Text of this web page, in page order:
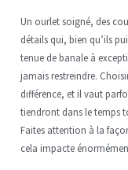
Un ourlet soigné, des
détails qui, bien qu’ils
tenue de banale à
jamais restreindre.
différence, et il vaut
tiendront dans le temps
Faites attention à la
cela impacte